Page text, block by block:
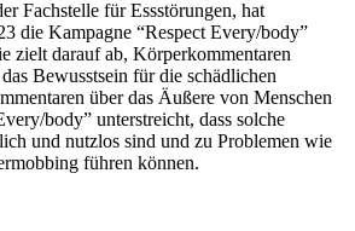
Fachstelle für Essstörungen, hat
die Kampagne “Respect Every/body”
zielt darauf ab, Körperkommentaren
Bewusstsein für die schädlichen
über das Äußere von Menschen
body” unterstreicht, dass solche
und nutzlos sind und zu Problemen wie
führen können.